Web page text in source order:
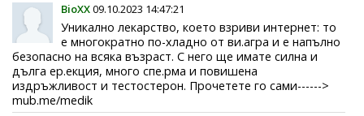
BioXX09.10.2023 14:47:21
Уникално лекарство, което взриви интернет: то
е многократно по-хладно от ви.агра и е напълно
безопасно на всяка възраст. С него ще имате силна и
дълга ер.екция, много спе.рма и повишена
издръжливост и тестостерон. Прочетете го сами------>
mub.me/medik